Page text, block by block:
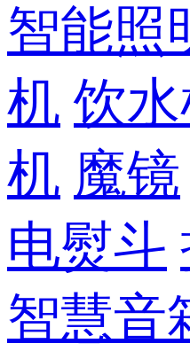
智能照
机 饮
机 魔镜
电熨斗
智慧音